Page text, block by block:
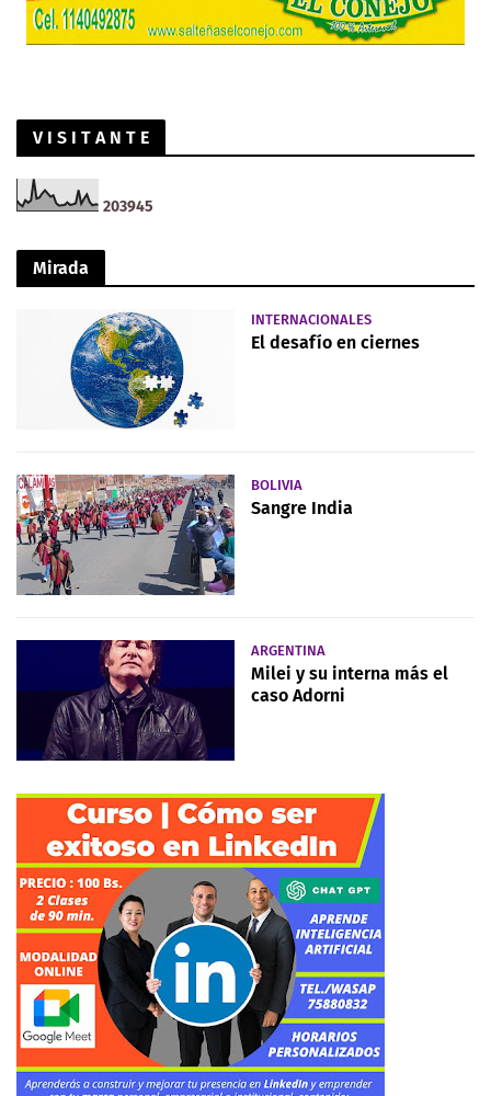
V I S I T A N T E
203945
Mirada
INTERNACIONALES
El desafío en ciernes
BOLIVIA
Sangre India
ARGENTINA
Milei y su interna más el
caso Adorni